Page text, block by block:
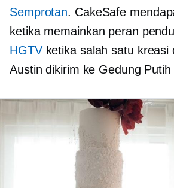
Semprotan. CakeSafe
ketika memainkan peran
HGTVketika salah satu kreasi
Austin dikirim ke Gedung